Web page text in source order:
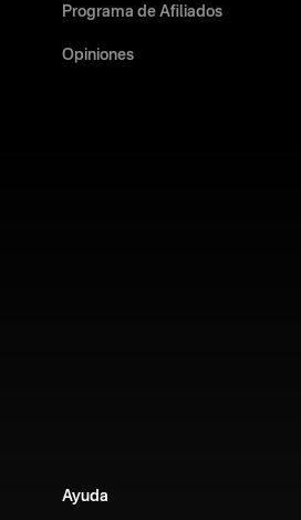
Programa de Afiliados
Opiniones
Ayuda